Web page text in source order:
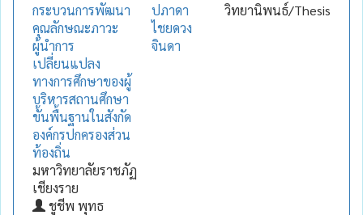
กระบวนการพัฒนา
คุณลักษณะภาวะ
ผู้นำการ
เปลี่ยนแปลง
ทางการศึกษาของผู้
บริหารสถานศึกษา
ขั้นพื้นฐานในสังกัด
องค์กรปกครองส่วน
ท้องถิ่น
มหาวิทยาลัยราชภัฏ
เชียงราย
ชูชีพ พุทธ
ปภาดา
ไชยดวง
จินดา
วิทยานิพนธ์/Thesis